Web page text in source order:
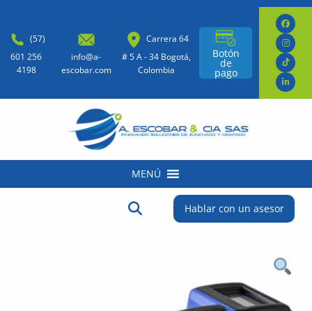
(57)
601 256
4198
info@a-
escobar.com
Carrera 64
# 5 A - 34 Bogotá,
Colombia
Botón
de
pago
MENÚ
Buscar:
Botón de búsqueda Hablar con un asesor